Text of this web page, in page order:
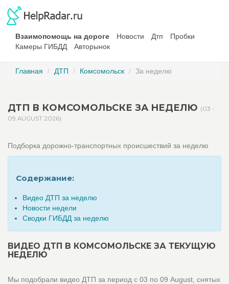
Взаимопомощь на дороге Новости Дтп
Пробки
Камеры ГИБДД
Авторынок
Главная ДТП Комсомольск За неделю
ДТП В КОМСОМОЛЬСКЕ ЗА НЕДЕЛЮ (03 -
09 AUGUST 2026)
Подборка дорожно-транспортных происшествий за неделю
Содержание:
Видео ДТП за неделю
Новости недели
Сводки ГИБДД за неделю
ВИДЕО ДТП В КОМСОМОЛЬСКЕ ЗА ТЕКУЩУЮ
НЕДЕЛЮ
Мы подобрали видео ДТП за период с 03 по 09 August, снятых